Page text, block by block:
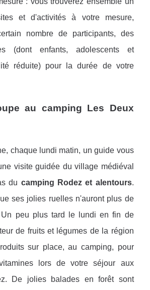
et d'activités à votre mesure,
nombre de participants, des
(dont enfants, adolescents et
réduite) pour la durée de votre
au camping Les Deux
chaque lundi matin, un guide vous
visite guidée du village médiéval
du camping Rodez et alentours.
ses jolies ruelles n'auront plus de
Un peu plus tard le lundi en fin de
de fruits et légumes de la région
sur place, au camping, pour
lors de votre séjour aux
De jolies balades en forêt sont